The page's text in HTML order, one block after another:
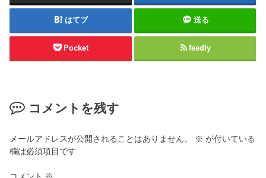
はてブ 送る
Pocket feedly
コメントを残す
メールアドレスが公開されることはありません。 ※ が付いている
欄は必須項目です